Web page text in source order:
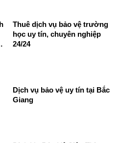
Dịch vụ bảo vệ siêu thị, trung
Thuê dịch vụ bảo vệ trường
học uy tín, chuyên nghiệp